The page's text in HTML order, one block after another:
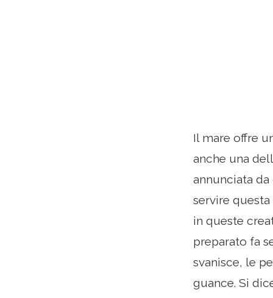
Il mare offre
anche una
annunciata
servire
in queste
preparato fa
svanisce, le
guance. Si